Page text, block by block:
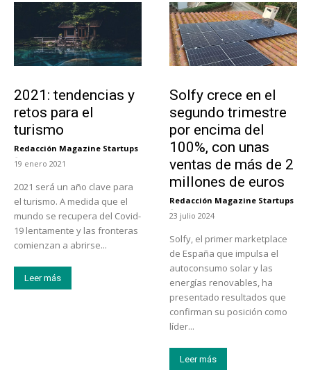
2021: tendencias y
retos para el
turismo
Redacción Magazine Startups
-
19 enero 2021
2021 será un año clave para
el turismo. A medida que el
mundo se recupera del Covid-
19 lentamente y las fronteras
comienzan a abrirse...
Leer más
Solfy crece en el
segundo trimestre
por encima del
100%, con unas
ventas de más de 2
millones de euros
Redacción Magazine Startups
-
23 julio 2024
Solfy, el primer marketplace
de España que impulsa el
autoconsumo solar y las
energías renovables, ha
presentado resultados que
confirman su posición como
líder...
Leer más